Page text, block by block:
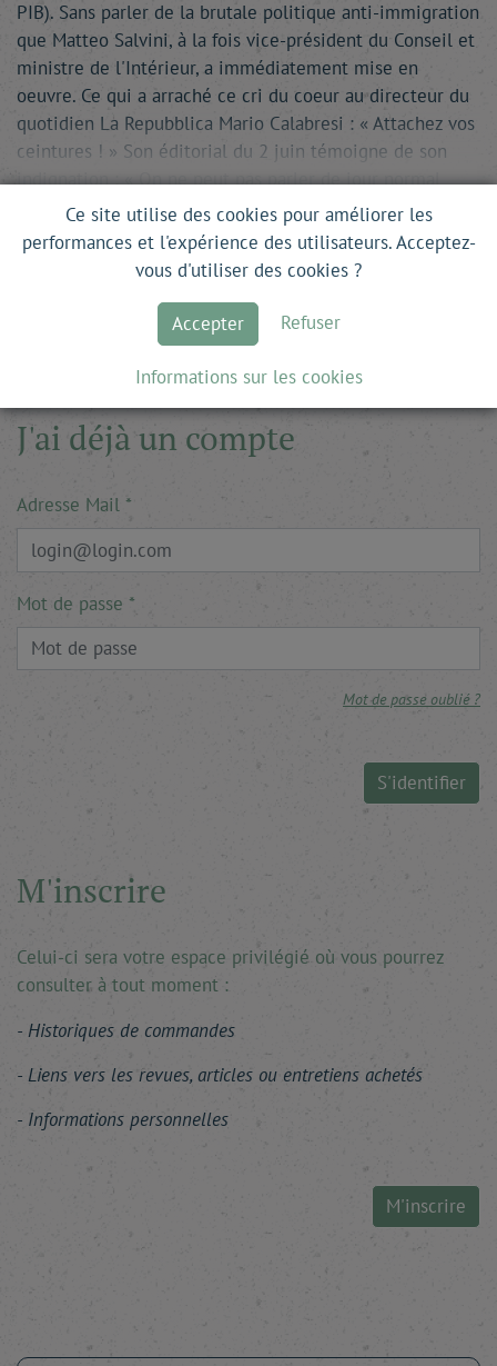
PIB). Sans parler de la brutale politique anti-immigration
que Matteo Salvini, à la fois vice-président du Conseil et
ministre de l'Intérieur, a immédiatement mise en
oeuvre. Ce qui a arraché ce cri du coeur au directeur du
quotidien La Repubblica Mario Calabresi : « Attachez vos
ceintures ! » Son éditorial du 2 juin témoigne de son
indignation : « On ne peut pas parler de jour normal
quand …
Ce site est en accès libre. Pour lire la suite, il
vous suffit de vous inscrire.
J'ai déjà un compte
Adresse Mail
Mot de passe
Mot de passe oublié ?
S'identifier
M'inscrire
Celui-ci sera votre espace privilégié où vous pourrez
consulter à tout moment :
Historiques de commandes
Liens vers les revues, articles ou entretiens achetés
Informations personnelles
M'inscrire
Ce site utilise des cookies pour améliorer les
performances et l'expérience des utilisateurs. Acceptez-
vous d'utiliser des cookies ?
Accepter Refuser
Informations sur les cookies